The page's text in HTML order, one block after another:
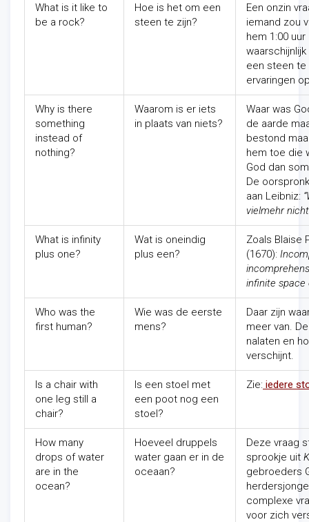
What is it like to
be a rock?
Hoe is het om een
steen te zijn?
Een onzin
iemand zou
hem 1:00
een steen te
ervaringen
Why is there
something
instead of
nothing?
Waarom is er iets
in plaats van niets?
Waar was
de aarde
bestond
hem toe die
God dan
De
aan Leibniz:
vielmehr
What is infinity
plus one?
Wat is oneindig
plus een?
Zoals Blaise
(1670):
infinite space
Who was the
first human?
Wie was de eerste
mens?
Daar zijn
meer van.
nalaten en
verschijnt.
Is a chair with
one leg still a
chair?
Is een stoel met
een poot nog een
stoel?
Zie: iedere
How many
drops of water
are in the
ocean?
Hoeveel druppels
water gaan er in de
oceaan?
Deze vraag
sprookje uit
gebroeders
complexe
voor zich